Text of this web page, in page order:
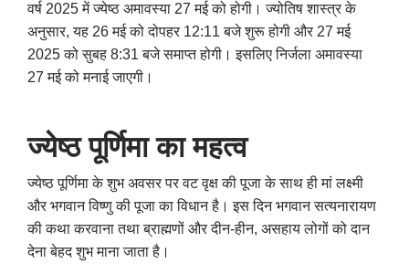
वर्ष 2025 में ज्येष्ठ अमावस्या 27 मई को होगी। ज्योतिष शास्त्र के
अनुसार, यह 26 मई को दोपहर 12:11 बजे शुरू होगी और 27 मई
2025 को सुबह 8:31 बजे समाप्त होगी। इसलिए निर्जला अमावस्या
27 मई को मनाई जाएगी।
ज्‍येष्‍ठ पूर्णिमा का महत्व
ज्‍येष्‍ठ पूर्णिमा के शुभ अवसर पर वट वृक्ष की पूजा के साथ ही मां लक्ष्मी
और भगवान विष्णु की पूजा का विधान है। इस दिन भगवान सत्यनारायण
की कथा करवाना तथा ब्राह्मणों और दीन-हीन, असहाय लोगों को दान
देना बेहद शुभ माना जाता है।